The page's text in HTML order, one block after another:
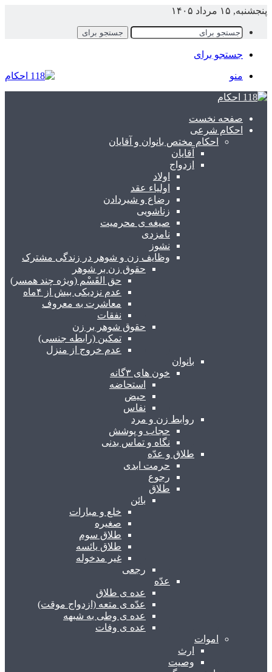
۱۵ مرداد ۱۴۰۵
جستجو برای
جستجو برای
منو
صفحه نخست
احکام شرعی
احکام مختص بانوان و آقایان
آقایان
ازدواج
اولاد
اولیاء عقد
رضاع و شیردادن
زناشویی
صیغه ی محرمیت
نامزدی
نشوز
وظایف زن و شوهر در زندگی مشترک
حقوق زن بر شوهر
حق القَسْم (ویژه چند همسر)
عدم نزدیکی بیش از ۴ماه
معاشرت به معروف
نفقات
حقوق شوهر بر زن
تمکین (رابطه جنسی)
عدم خروج از منزل
بانوان
خون های ۳گانه
استحاضه
حیض
نفاس
روابط زن و مرد
حجاب و پوشش
نگاه و تماس بدنی
طلاق و عدّه
حرمت ابدی
رجوع
طلاق
بائن
خلع و مبارات
صغیره
طلاق سوم
طلاق یائسه
غیر مدخوله
رجعی
عدّه
عده ی طلاق
عدّه ی متعه (ازدواج موقت)
عده ی وطی به شبهه
عده ی وفات
اموات
ارث
وصیت